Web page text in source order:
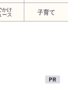
かけ
ース
子育て